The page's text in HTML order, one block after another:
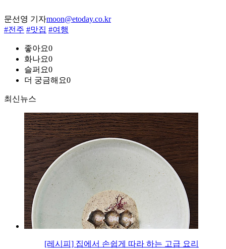
문선영 기자moon@etoday.co.kr
#전주 #맛집 #여행
좋아요0
화나요0
슬퍼요0
더 궁금해요0
최신뉴스
[레시피] 집에서 손쉽게 따라 하는 고급 요리